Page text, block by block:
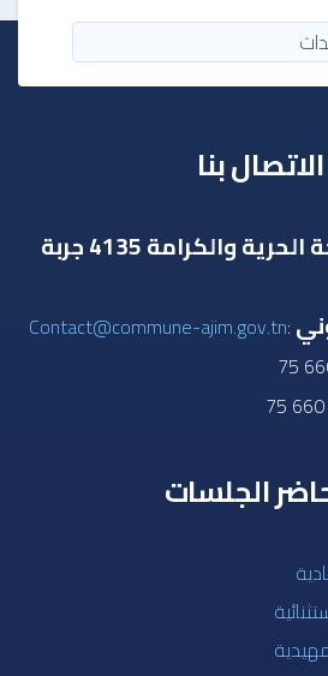
الاتصال بنا
العنوان : ساحة الحرية والكرامة 4135 جربة
:
Contact@commune-ajim.gov.tn
الجلسات